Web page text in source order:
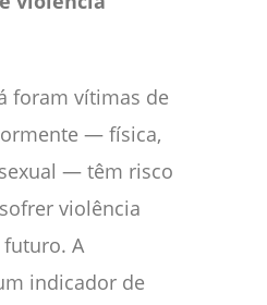
foram vítimas de
— física,
— têm risco
violência
A
indicador de